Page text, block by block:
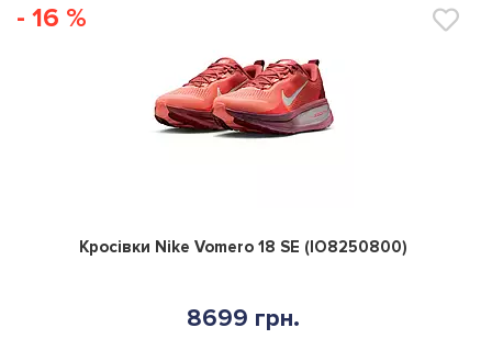
- 16 %
0
Кросівки Nike Vomero 18 SE (IO8250800)
8699 грн.